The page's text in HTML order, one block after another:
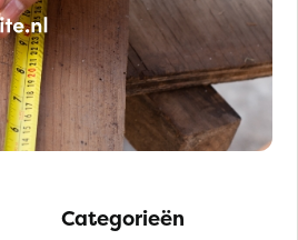
Categorieën